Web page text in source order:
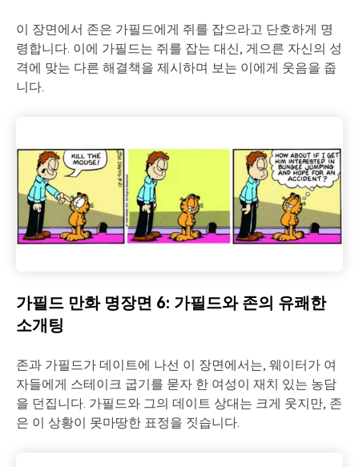
이 장면에서 존은 가필드에게 쥐를 잡으라고 단호하게 명
령합니다. 이에 가필드는 쥐를 잡는 대신, 게으른 자신의 성
격에 맞는 다른 해결책을 제시하며 보는 이에게 웃음을 줍
니다.
가필드 만화 명장면 6: 가필드와 존의 유쾌한
소개팅
존과 가필드가 데이트에 나선 이 장면에서는, 웨이터가 여
자들에게 스테이크 굽기를 묻자 한 여성이 재치 있는 농담
을 던집니다. 가필드와 그의 데이트 상대는 크게 웃지만, 존
은 이 상황이 못마땅한 표정을 짓습니다.